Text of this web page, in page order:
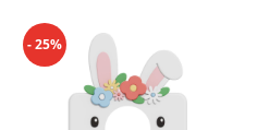
- 25%